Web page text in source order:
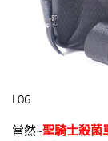
L06
當然~聖騎士殺菌